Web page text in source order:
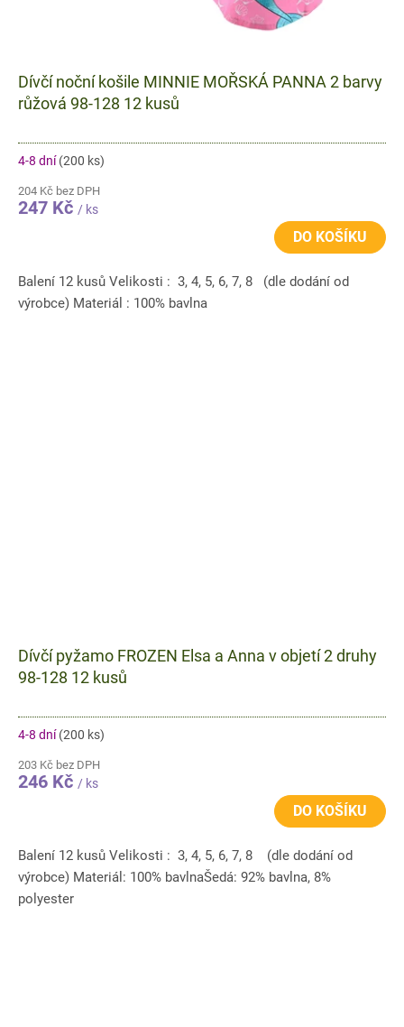
Dívčí noční košile MINNIE MOŘSKÁ PANNA 2 barvy
růžová 98-128 12 kusů
4-8 dní(200 ks)
204 Kč bez DPH
247 Kč / ks
DO KOŠÍKU
Balení 12 kusů Velikosti : 3, 4, 5, 6, 7, 8 (dle dodání od
výrobce) Materiál : 100% bavlna
Dívčí pyžamo FROZEN Elsa a Anna v objetí 2 druhy
98-128 12 kusů
4-8 dní(200 ks)
203 Kč bez DPH
246 Kč / ks
DO KOŠÍKU
Balení 12 kusů Velikosti : 3, 4, 5, 6, 7, 8 (dle dodání od
výrobce) Materiál: 100% bavlnaŠedá: 92% bavlna, 8%
polyester